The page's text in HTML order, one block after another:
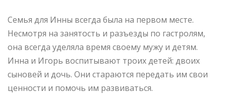
Семья для Инны всегда была на первом месте.
Несмотря на занятость и разъезды по гастролям,
она всегда уделяла время своему мужу и детям.
Инна и Игорь воспитывают троих детей: двоих
сыновей и дочь. Они стараются передать им свои
ценности и помочь им развиваться.